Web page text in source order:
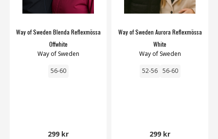
Way of Sweden Blenda Reflexmössa
Offwhite
Way of Sweden
56-60
299 kr
Way of Sweden Aurora Reflexmössa
White
Way of Sweden
52-56 56-60
299 kr